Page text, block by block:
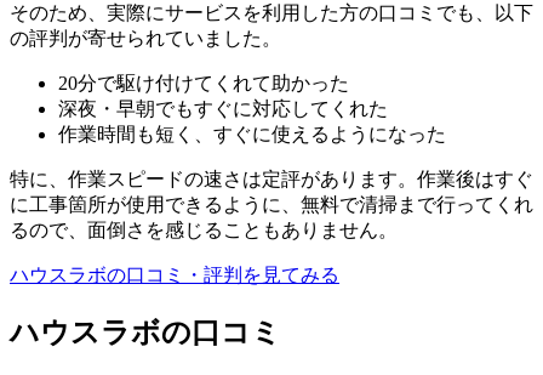
そのため、実際にサービスを利用した方の口コミでも、以下
の評判が寄せられていました。
20分で駆け付けてくれて助かった
深夜・早朝でもすぐに対応してくれた
作業時間も短く、すぐに使えるようになった
特に、作業スピードの速さは定評があります。作業後はすぐ
に工事箇所が使用できるように、無料で清掃まで行ってくれ
るので、面倒さを感じることもありません。
ハウスラボの口コミ・評判を見てみる
ハウスラボの口コミ